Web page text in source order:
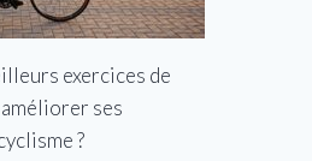
exercices de
ses
?